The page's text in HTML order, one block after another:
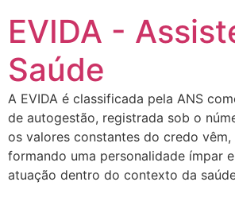
EVIDA -
Saúde
A EVIDA é classificada pela ANS
de autogestão, registrada sob o
os valores constantes do credo
formando uma personalidade ímpar
atuação dentro do contexto da